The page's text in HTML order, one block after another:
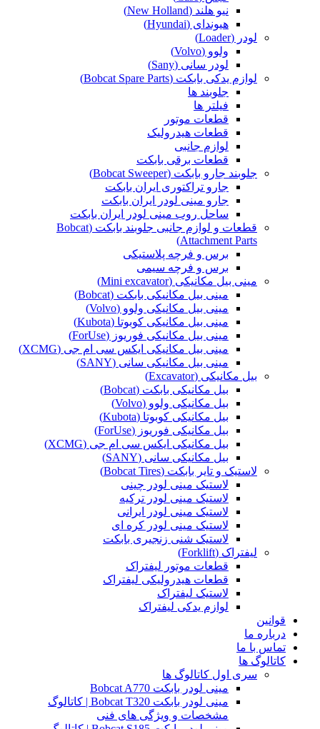
نیو هلند (New Holland)
هیوندای (Hyundai)
لودر (Loader)
ولوو (Volvo)
لودر سانی (Sany)
لوازم یدکی بابکت (Bobcat Spare Parts)
جلوبند ها
فیلتر ها
قطعات موتور
قطعات هیدرولیک
لوازم جانبی
قطعات برقی بابکت
جلوبند جارو بابکت (Bobcat Sweeper)
جارو تراکتوری ایران بابکت
جارو مینی لودر ایران بابکت
ساحل روب مینی لودر ایران بابکت
قطعات و لوازم جانبی جلوبند بابکت (Bobcat
Attachment Parts)
برس و فرچه پلاستیکی
برس و فرچه سیمی
مینی بیل مکانیکی (Mini excavator)
مینی بیل مکانیکی بابکت (Bobcat)
مینی بیل مکانیکی ولوو (Volvo)
مینی بیل مکانیکی کوبوتا (Kubota)
مینی بیل مکانیکی فوریوز (ForUse)
مینی بیل مکانیکی ایکس سی ام جی (XCMG)
مینی بیل مکانیکی سانی (SANY)
بیل مکانیکی (Excavator)
بیل مکانیکی بابکت (Bobcat)
بیل مکانیکی ولوو (Volvo)
بیل مکانیکی کوبوتا (Kubota)
بیل مکانیکی فوریوز (ForUse)
بیل مکانیکی ایکس سی ام جی (XCMG)
بیل مکانیکی سانی (SANY)
لاستیک و تایر بابکت (Bobcat Tires)
لاستیک مینی لودر چینی
لاستیک مینی لودر ترکیه
لاستیک مینی لودر ایرانی
لاستیک مینی لودر کره ای
لاستیک شنی زنجیری بابکت
لیفتراک (Forklift)
قطعات موتور لیفتراک
قطعات هیدرولیکی لیفتراک
لاستیک لیفتراک
لوازم یدکی لیفتراک
قوانین
درباره ما
تماس با ما
کاتالوگ ها
سری اول کاتالوگ ها
مینی لودر بابکت Bobcat A770
مینی لودر بابکت Bobcat T320 | کاتالوگ
مشخصات و ویژگی های فنی